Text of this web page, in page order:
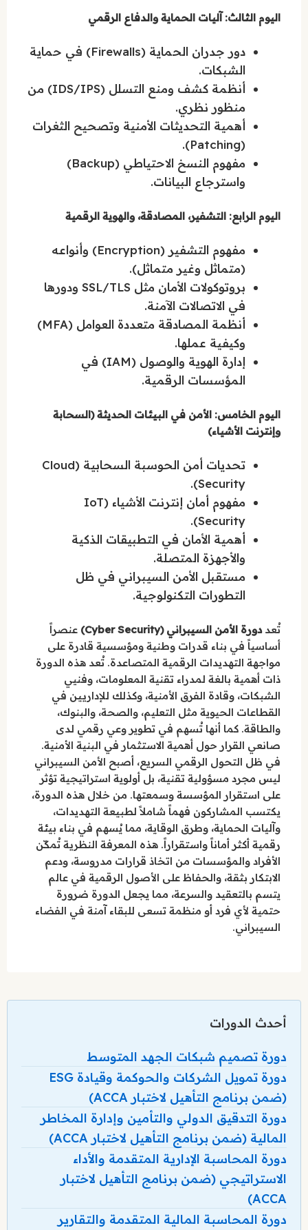
اليوم الثالث: آليات الحماية والدفاع الرقمي
دور جدران الحماية (Firewalls) في حماية
الشبكات.
أنظمة كشف ومنع التسلل (IDS/IPS) من
منظور نظري.
أهمية التحديثات الأمنية وتصحيح الثغرات
(Patching).
مفهوم النسخ الاحتياطي (Backup)
واسترجاع البيانات.
اليوم الرابع: التشفير، المصادقة، والهوية الرقمية
مفهوم التشفير (Encryption) وأنواعه
(متماثل وغير متماثل).
بروتوكولات الأمان مثل SSL/TLS ودورها
في الاتصالات الآمنة.
أنظمة المصادقة متعددة العوامل (MFA)
وكيفية عملها.
إدارة الهوية والوصول (IAM) في
المؤسسات الرقمية.
اليوم الخامس: الأمن في البيئات الحديثة (السحابة
وإنترنت الأشياء)
تحديات أمن الحوسبة السحابية (Cloud
Security).
مفهوم أمان إنترنت الأشياء (IoT
Security).
أهمية الأمان في التطبيقات الذكية
والأجهزة المتصلة.
مستقبل الأمن السيبراني في ظل
التطورات التكنولوجية.
تُعددورة الأمن السيبراني (Cyber Security)
عنصراً
أساسياً في بناء قدرات وطنية ومؤسسية قادرة على
مواجهة التهديدات الرقمية المتصاعدة. تُعد هذه الدورة
ذات أهمية بالغة لمدراء تقنية المعلومات، وفنيي
الشبكات، وقادة الفرق الأمنية، وكذلك للإداريين في
القطاعات الحيوية مثل التعليم، والصحة، والبنوك،
والطاقة. كما أنها تُسهم في تطوير وعي رقمي لدى
صانعي القرار حول أهمية الاستثمار في البنية الأمنية.
في ظل التحول الرقمي السريع، أصبح الأمن السيبراني
ليس مجرد مسؤولية تقنية، بل أولوية استراتيجية تؤثر
على استقرار المؤسسة وسمعتها. من خلال هذه الدورة،
يكتسب المشاركون فهماً شاملاً لطبيعة التهديدات،
وآليات الحماية، وطرق الوقاية، مما يُسهم في بناء بيئة
رقمية أكثر أماناً واستقراراً. هذه المعرفة النظرية تُمكّن
الأفراد والمؤسسات من اتخاذ قرارات مدروسة، ودعم
الابتكار بثقة، والحفاظ على الأصول الرقمية في عالم
يتسم بالتعقيد والسرعة، مما يجعل الدورة ضرورة
حتمية لأي فرد أو منظمة تسعى للبقاء آمنة في الفضاء
السيبراني.
أحدث الدورات
دورة تصميم شبكات الجهد المتوسط
دورة تمويل الشركات والحوكمة وقيادة ESG
(ضمن برنامج التأهيل لاختبار ACCA)
دورة التدقيق الدولي والتأمين وإدارة المخاطر
المالية (ضمن برنامج التأهيل لاختبار ACCA)
دورة المحاسبة الإدارية المتقدمة والأداء
الاستراتيجي (ضمن برنامج التأهيل لاختبار
ACCA)
دورة المحاسبة المالية المتقدمة والتقارير